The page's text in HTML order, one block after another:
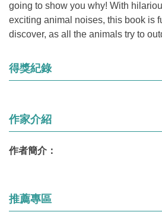
going to show you why! With
exciting animal noises, this book is
discover, as all the animals try to
得獎紀錄
作家介紹
作者簡介：
推薦專區